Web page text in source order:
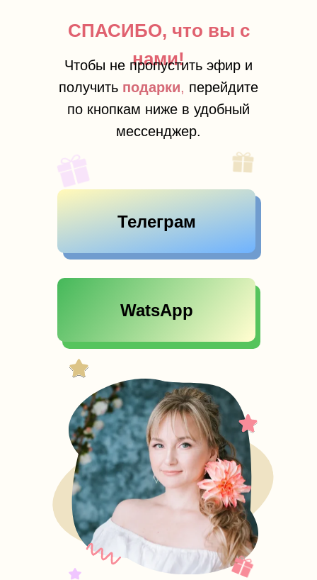
СПАСИБО, что вы с
нами!
WatsApp
Чтобы не пропустить эфир и
получить подарки, перейдите
по кнопкам ниже в удобный
мессенджер.
Телеграм